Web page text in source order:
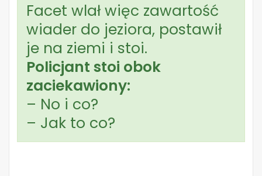
Facet wlał więc zawartość
wiader do jeziora, postawił
je na ziemi i stoi.
Policjant stoi obok
zaciekawiony:
– No i co?
– Jak to co?